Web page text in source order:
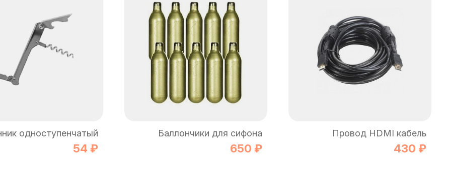
одноступенчатый
54 ₽
Баллончики для сифона
650 ₽
Провод HDMI кабель
430 ₽